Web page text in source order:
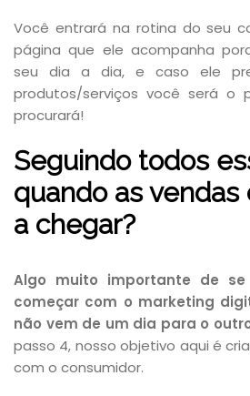
Você entrará na rotina do seu
página que ele acompanha
seu dia a dia, e caso ele
produtos/serviços você será o
procurará!
Seguindo todos
quando as
a chegar?
Algo muito importante de
começar com o marketing
não vem de um dia para o
passo 4, nosso objetivo aqui é
com o consumidor.